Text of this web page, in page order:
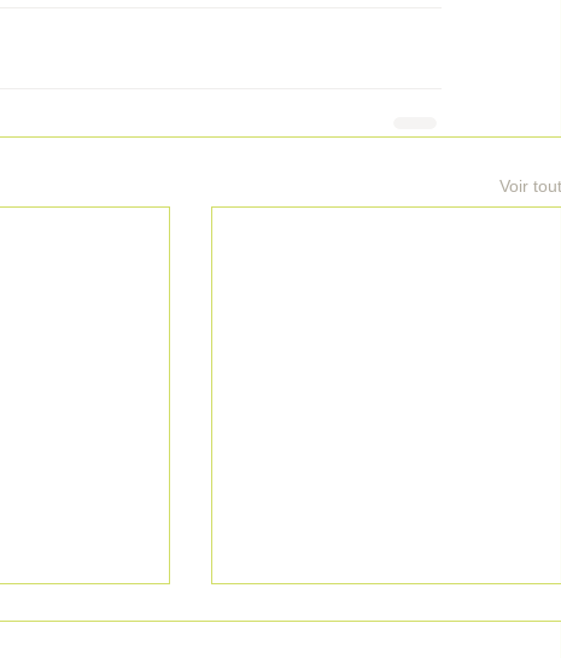
Voir tout